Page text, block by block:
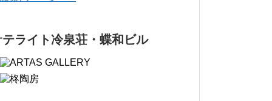
テライト冷泉荘・蝶和ビル